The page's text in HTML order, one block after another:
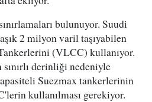
bulunuyor. Suudi
2 milyon varil taşıyabilen
(VLCC) kullanıyor.
derinliği nedeniyle
Suezmax tankerlerinin
kullanılması gerekiyor.